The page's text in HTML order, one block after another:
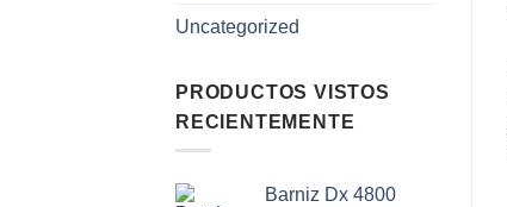
Uncategorized
PRODUCTOS VISTOS
RECIENTEMENTE
Barniz Dx 4800